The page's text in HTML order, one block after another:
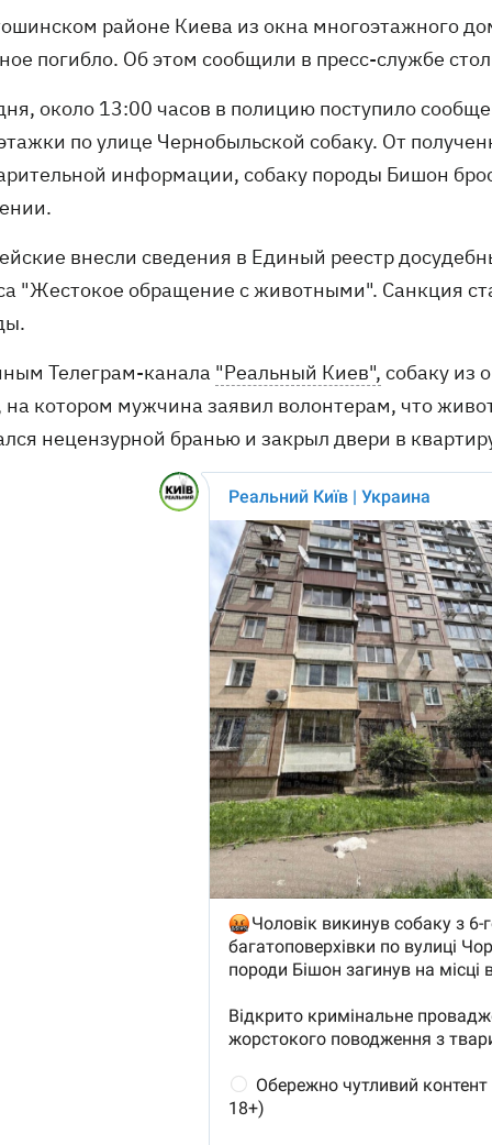
районе Киева из окна многоэтажного
погибло. Об этом сообщили в пресс-службе
около 13:00 часов в полицию поступило
по улице Чернобыльской собаку. От
информации, собаку породы Бишон
внесли сведения в Единый реестр
"Жестокое обращение с животными". Санкция
Телеграм-канала "Реальный Киев", собаку из
на котором мужчина заявил волонтерам, что
нецензурной бранью и закрыл двери в